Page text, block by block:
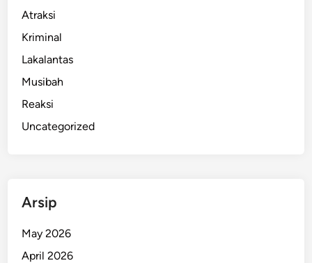
Atraksi
Kriminal
Lakalantas
Musibah
Reaksi
Uncategorized
Arsip
May 2026
April 2026